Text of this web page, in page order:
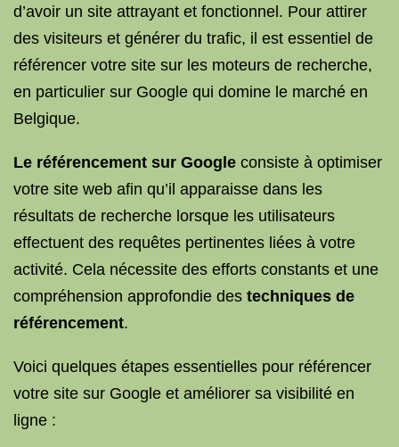
d’avoir un site attrayant et fonctionnel. Pour attirer
des visiteurs et générer du trafic, il est essentiel de
référencer votre site sur les moteurs de recherche,
en particulier sur Google qui domine le marché en
Belgique.
Le référencement sur Google consiste à optimiser
votre site web afin qu’il apparaisse dans les
résultats de recherche lorsque les utilisateurs
effectuent des requêtes pertinentes liées à votre
activité. Cela nécessite des efforts constants et une
compréhension approfondie des techniques de
référencement.
Voici quelques étapes essentielles pour référencer
votre site sur Google et améliorer sa visibilité en
ligne :